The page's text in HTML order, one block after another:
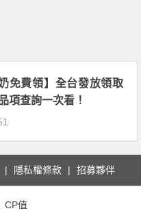
免費領】全台發放領取
項查詢一次看！
隱私權條款 招募夥伴
CP值